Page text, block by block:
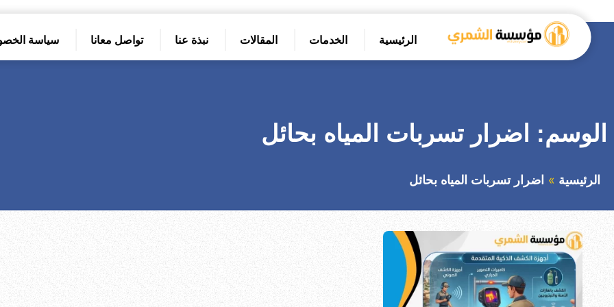
المحتوى
الرئيسية الخدمات المقالات نبذة عنا تواصل معانا سياسة
الوسم: اضرار تسربات المياه بحائل
الرئيسية اضرار تسربات المياه بحائل